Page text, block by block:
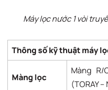
Máy lọc nước 1 vòi
Thông số kỹ thuật máy
Màng lọc
Màng R/
(TORAY